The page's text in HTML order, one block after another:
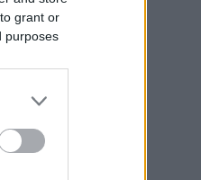
grant or
purposes